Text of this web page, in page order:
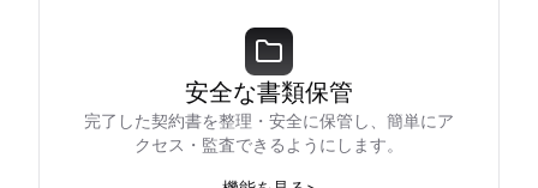
安全な書類保管
完了した契約書を整理・安全に保管し、簡単にア
クセス・監査できるようにします。